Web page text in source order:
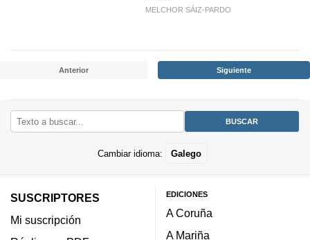
MELCHOR SÁIZ-PARDO
Anterior Siguiente
Cambiar idioma: Galego
SUSCRIPTORES
Mi suscripción
EDICIONES
A Coruña
A Mariña